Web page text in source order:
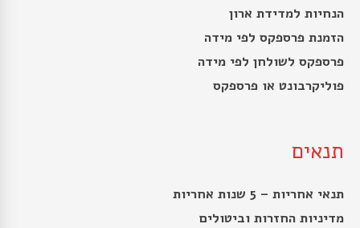
הנחיות למדידת ארון
הזמנת פרספקס לפי מידה
פרספקס לשולחן לפי מידה
פוליקרבונט או פרספקס
תנאים
תנאי אחריות – 5 שנות אחריות
מדיניות החזרות וביטולים